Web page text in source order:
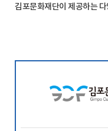
김포문화재단이 제공하는